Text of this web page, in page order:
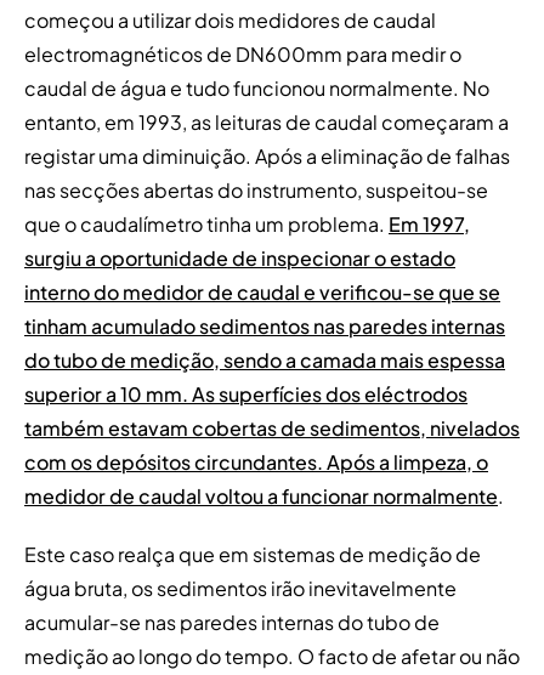
começou a utilizar dois medidores de caudal
electromagnéticos de DN600mm para medir o
caudal de água e tudo funcionou normalmente. No
entanto, em 1993, as leituras de caudal começaram a
registar uma diminuição. Após a eliminação de falhas
nas secções abertas do instrumento, suspeitou-se
que o caudalímetro tinha um problema. Em 1997,
surgiu a oportunidade de inspecionar o estado
interno do medidor de caudal e verificou-se que se
tinham acumulado sedimentos nas paredes internas
do tubo de medição, sendo a camada mais espessa
superior a 10 mm. As superfícies dos eléctrodos
também estavam cobertas de sedimentos, nivelados
com os depósitos circundantes. Após a limpeza, o
medidor de caudal voltou a funcionar normalmente.
Este caso realça que em sistemas de medição de
água bruta, os sedimentos irão inevitavelmente
acumular-se nas paredes internas do tubo de
medição ao longo do tempo. O facto de afetar ou não